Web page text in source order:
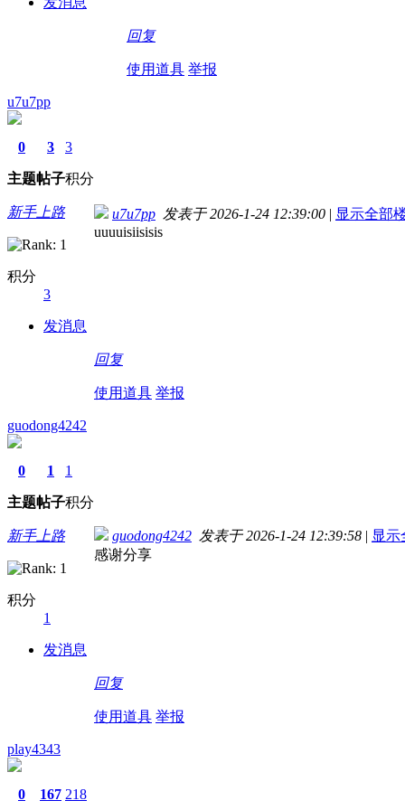
回复
使用道具 举报
u7u7pp
0
主题
3
帖子
3
积分
新手上路
积分
3
发消息
u7u7pp 发表于 2026-1-24 12:39:00 | 显示全部
uuuuisiisisis
回复
使用道具 举报
guodong4242
0
主题
1
帖子
1
积分
新手上路
积分
1
发消息
guodong4242 发表于 2026-1-24 12:39:58 | 显示
感谢分享
回复
使用道具 举报
play4343
0 167 218